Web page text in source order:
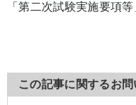
「第二次試験実施要項
この記事に関するお